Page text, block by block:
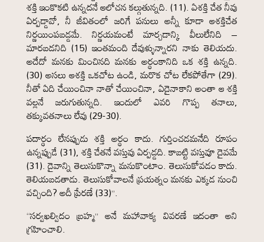
శక్తి ఇంకొకటి ఉన్నదనే ఆలోచన కల్గుతున్నది. (11). ఏశక్తి చేత నీవు
ఏర్పడ్డావో, నీ జీవితంలో జరిగే పనులు అన్నీ కూడా ఆశక్తిచేత
నిర్ణయింపబడ్డమే. నిర్ణయమంటే మార్చడాన్కి వీలులేనిది –
మారబడనిది (15) ఇంతమంది దేవుళ్ళున్నారని నాకు తెలియదు.
అదేదో మనకు మించినది మనకు అర్థంకానిది ఒక శక్తి ఉన్నది.
(30) అసలు ఆశక్తి ఒకచోట ఉండి, మరొక చోట లేకపోతేగా (29).
నీతో ఏది చేయించినా నాతో చేయించినా, ఏదైనాకాని అంతా ఆ శక్తి
వల్లనే జరుగుతున్నది. ఇందులో ఎవరి గొప్ప తనాలు,
తక్కువతనాలు లేవు (29-30).
పదార్థం లేనప్పుడు శక్తి అర్థం కాదు. గుర్తించడమనేది రూపం
ఉన్నప్పుడే (31), శక్తి చేతనే వస్తువు ఏర్పడ్డది. కాబట్టి వస్తువూ దైవమే
(31). దైవాన్ని తెలుసుకొన్నా మనుకొంటాం. తెలుసుకోవడం కాదు.
తెలియబడతాడు. తెలుసుకోవాలనే ప్రయత్నం మనకు ఎక్కడ నుంచి
వచ్చింది? అదీ ప్రేరణే (33)”.
“సర్వఖల్విదం బ్రహ్మ” అనే మహావాక్య వివరణే ఇదంతా అని
గ్రహించాలి.